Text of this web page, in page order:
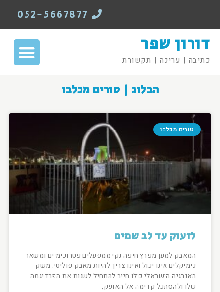
דורון שפר
כתיבה | עריכה | תקשורת
הבלוג | טורים מכלבו
טורים מכלבו
לזעוק עד לב שמים
המאבק למען מפרץ חיפה נקי ממפעלים פטרוכימיים ומשאר
כימיקלים אינו יכול ואינו צריך להיות מאבק פוליטי. משק
האנרגיה הישראלי כולו חייב להתחיל לשנות את הפרדיגמה
שלו ולהסתכל קדימה אל האופק,